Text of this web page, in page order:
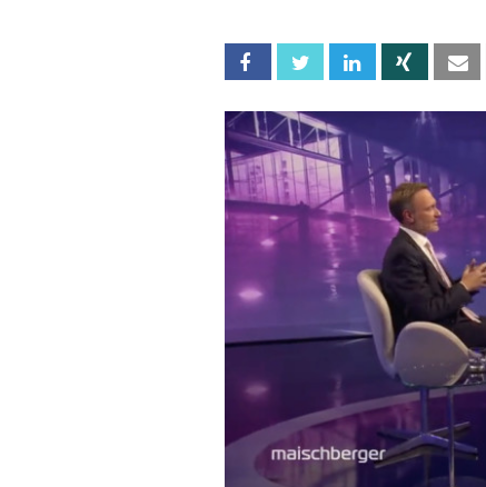
Facebook Twitter Linkedin Xing